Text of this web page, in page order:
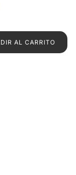
DOT HT CAJA
AL CARRITO